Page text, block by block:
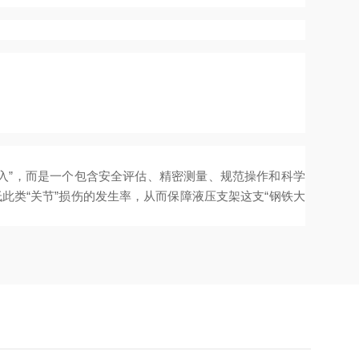
，而是一个包含安全评估、精密测量、规范操作和科学
“关节”损伤的发生率，从而保障液压支架这支“钢铁大